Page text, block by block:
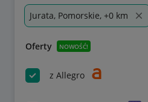
Jurata, Pomorskie, +0 km
Oferty NOWOŚĆ!
z Allegro